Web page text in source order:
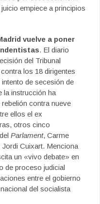
empiece a principios
vuelve a poner
. El diario
del Tribunal
los 18 dirigentes
de secesión de
la instrucción ha
contra nueve
ellos el ex
otros cinco
Parlament, Carme
Cuixart. Menciona
un «vivo debate» en
de proceso judicial
entre el gobierno
del socialista